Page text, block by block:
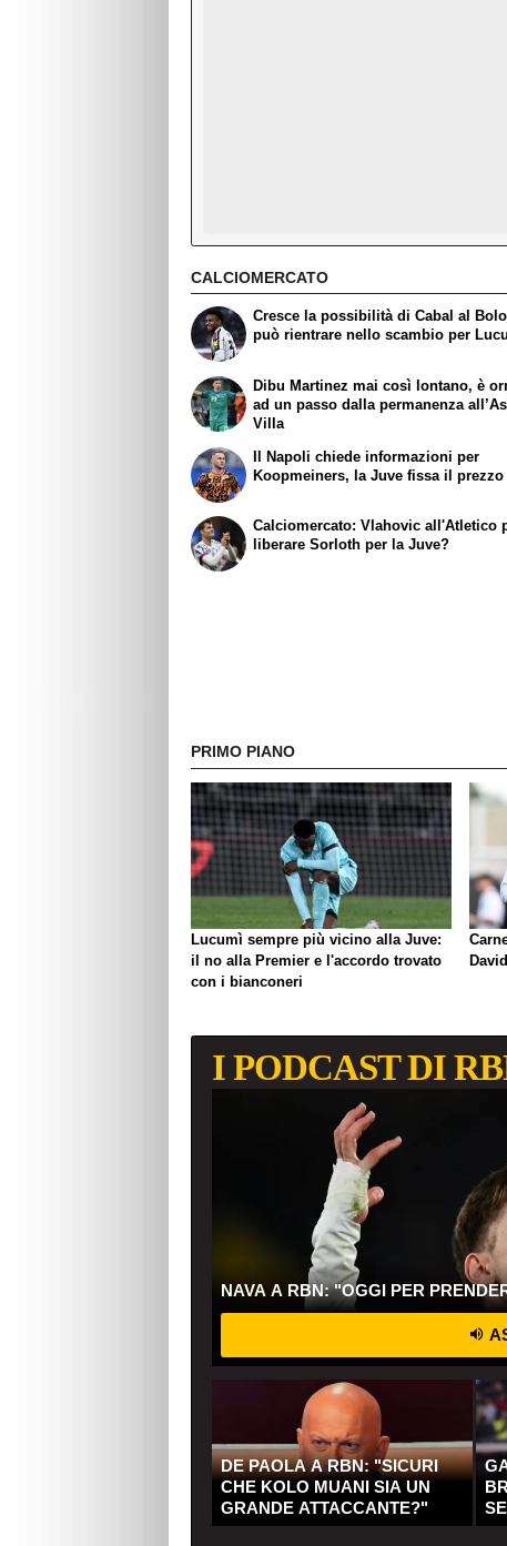
CALCIOMERCATO
Cresce la possibilità di Cabal al
può rientrare nello scambio per
Dibu Martinez mai così lontano, è
ad un passo dalla permanenza
Villa
Il Napoli chiede informazioni per
Koopmeiners, la Juve fissa il prezzo
Calciomercato: Vlahovic all'Atletico
liberare Sorloth per la Juve?
PRIMO PIANO
Lucumì sempre più vicino alla Juve:
il no alla Premier e l'accordo trovato
con i bianconeri
I PODCAST DI
NAVA A RBN: "OGGI PER
DE PAOLA A RBN: "SICURI
CHE KOLO MUANI SIA UN
GRANDE ATTACCANTE?"